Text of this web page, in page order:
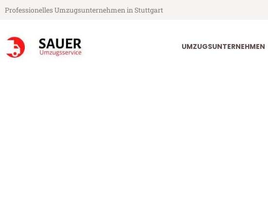
Professionelles Umzugsunternehmen in Stuttgart
UMZUGSUNTERNEHMEN